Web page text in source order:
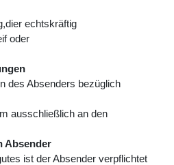
echtskräftig
oder
des Absenders bezüglich
ausschließlich an den
Absender
ist der Absender verpflichtet